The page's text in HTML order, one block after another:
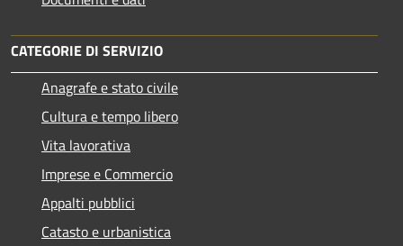
CATEGORIE DI SERVIZIO
Anagrafe e stato civile
Cultura e tempo libero
Vita lavorativa
Imprese e Commercio
Appalti pubblici
Catasto e urbanistica